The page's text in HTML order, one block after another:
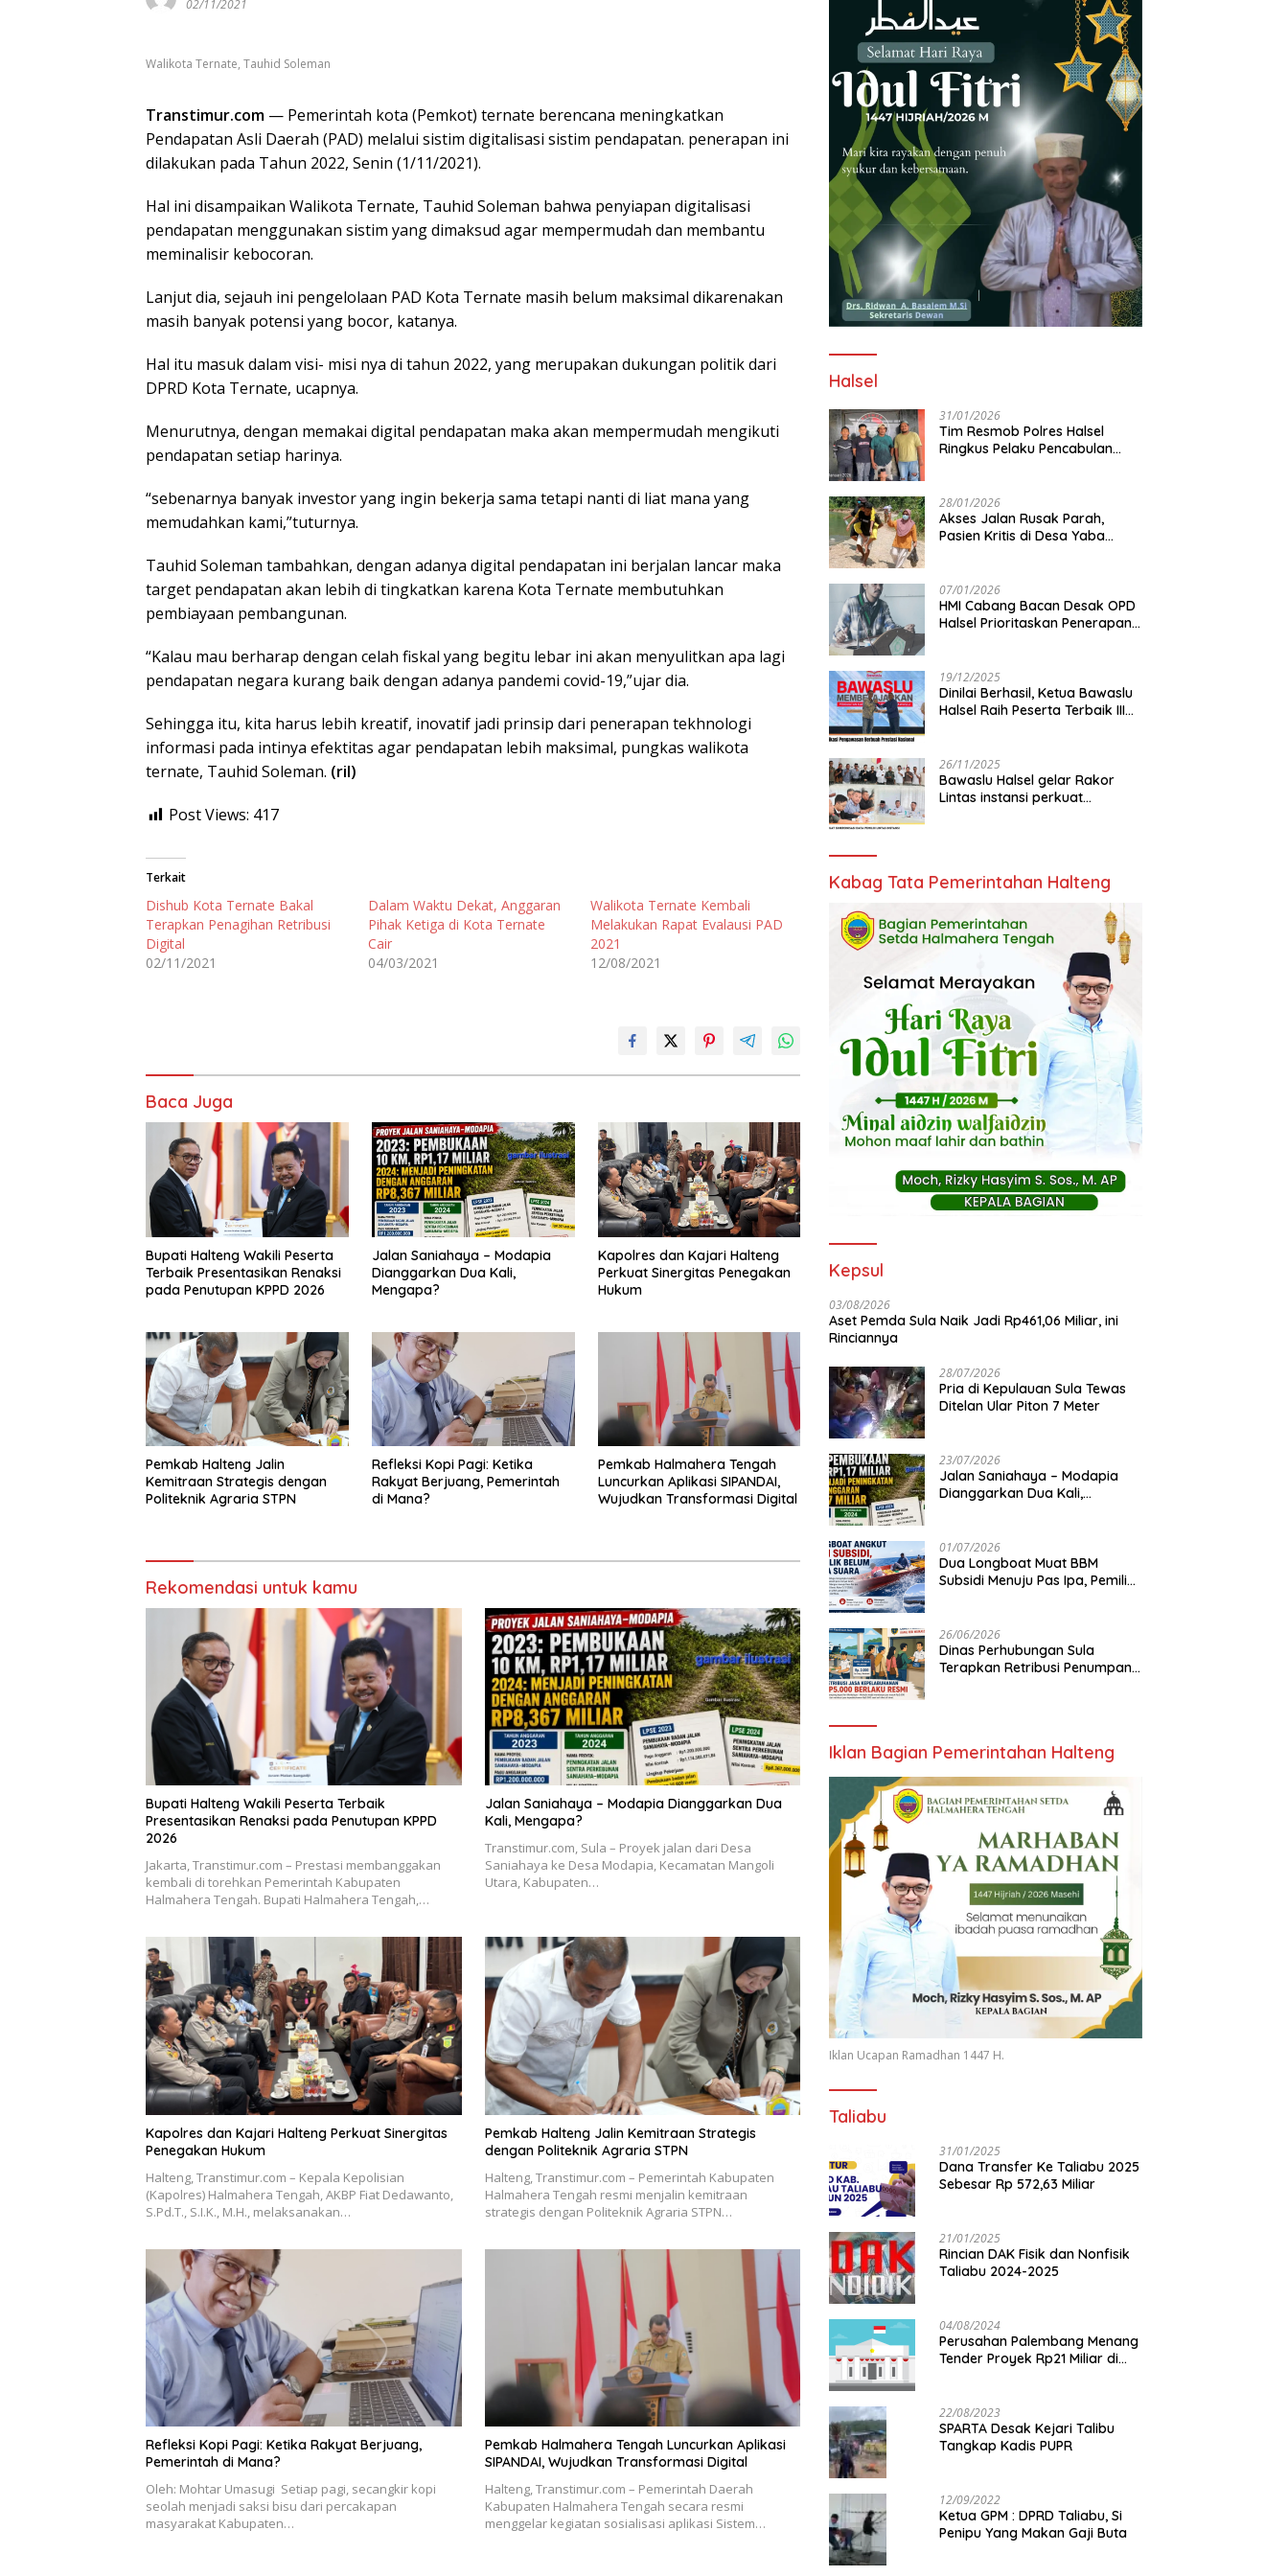
02/11/2021
Walikota Ternate, Tauhid Soleman
Transtimur.com — Pemerintah kota (Pemkot) ternate berencana meningkatkan
Pendapatan Asli Daerah (PAD) melalui sistim digitalisasi sistim pendapatan. penerapan ini
dilakukan pada Tahun 2022, Senin (1/11/2021).
Hal ini disampaikan Walikota Ternate, Tauhid Soleman bahwa penyiapan digitalisasi
pendapatan menggunakan sistim yang dimaksud agar mempermudah dan membantu
meminalisir kebocoran.
Lanjut dia, sejauh ini pengelolaan PAD Kota Ternate masih belum maksimal dikarenakan
masih banyak potensi yang bocor, katanya.
Hal itu masuk dalam visi- misi nya di tahun 2022, yang merupakan dukungan politik dari
DPRD Kota Ternate, ucapnya.
Menurutnya, dengan memakai digital pendapatan maka akan mempermudah mengikuti
pendapatan setiap harinya.
“sebenarnya banyak investor yang ingin bekerja sama tetapi nanti di liat mana yang
memudahkan kami,”tuturnya.
Tauhid Soleman tambahkan, dengan adanya digital pendapatan ini berjalan lancar maka
target pendapatan akan lebih di tingkatkan karena Kota Ternate membutuhkan
pembiayaan pembangunan.
“Kalau mau berharap dengan celah fiskal yang begitu lebar ini akan menyulitkan apa lagi
pendapatan negara kurang baik dengan adanya pandemi covid-19,”ujar dia.
Sehingga itu, kita harus lebih kreatif, inovatif jadi prinsip dari penerapan tekhnologi
informasi pada intinya efektitas agar pendapatan lebih maksimal, pungkas walikota
ternate, Tauhid Soleman. (ril)
Post Views: 417
Terkait
Dishub Kota Ternate Bakal
Terapkan Penagihan Retribusi
Digital
02/11/2021
Dalam Waktu Dekat, Anggaran
Pihak Ketiga di Kota Ternate
Cair
04/03/2021
Walikota Ternate Kembali
Melakukan Rapat Evalausi PAD
2021
12/08/2021
Baca Juga
Bupati Halteng Wakili Peserta
Terbaik Presentasikan Renaksi
pada Penutupan KPPD 2026
Jalan Saniahaya – Modapia
Dianggarkan Dua Kali,
Mengapa?
Kapolres dan Kajari Halteng
Perkuat Sinergitas Penegakan
Hukum
Pemkab Halteng Jalin
Kemitraan Strategis dengan
Politeknik Agraria STPN
Refleksi Kopi Pagi: Ketika
Rakyat Berjuang, Pemerintah
di Mana?
Pemkab Halmahera Tengah
Luncurkan Aplikasi SIPANDAI,
Wujudkan Transformasi Digital
Rekomendasi untuk kamu
Bupati Halteng Wakili Peserta Terbaik
Presentasikan Renaksi pada Penutupan KPPD
2026
Jakarta, Transtimur.com – Prestasi membanggakan
kembali di torehkan Pemerintah Kabupaten
Halmahera Tengah. Bupati Halmahera Tengah,…
Jalan Saniahaya – Modapia Dianggarkan Dua
Kali, Mengapa?
Transtimur.com, Sula – Proyek jalan dari Desa
Saniahaya ke Desa Modapia, Kecamatan Mangoli
Utara, Kabupaten…
Kapolres dan Kajari Halteng Perkuat Sinergitas
Penegakan Hukum
Halteng, Transtimur.com – Kepala Kepolisian
(Kapolres) Halmahera Tengah, AKBP Fiat Dedawanto,
S.Pd.T., S.I.K., M.H., melaksanakan…
Pemkab Halteng Jalin Kemitraan Strategis
dengan Politeknik Agraria STPN
Halteng, Transtimur.com – Pemerintah Kabupaten
Halmahera Tengah resmi menjalin kemitraan
strategis dengan Politeknik Agraria STPN…
Refleksi Kopi Pagi: Ketika Rakyat Berjuang,
Pemerintah di Mana?
Oleh: Mohtar Umasugi Setiap pagi, secangkir kopi
seolah menjadi saksi bisu dari percakapan
masyarakat Kabupaten…
Pemkab Halmahera Tengah Luncurkan Aplikasi
SIPANDAI, Wujudkan Transformasi Digital
Halteng, Transtimur.com – Pemerintah Daerah
Kabupaten Halmahera Tengah secara resmi
menggelar kegiatan sosialisasi aplikasi Sistem…
Halsel
31/01/2026
Tim Resmob Polres Halsel
Ringkus Pelaku Pencabulan
28/01/2026
Akses Jalan Rusak Parah,
Pasien Kritis di Desa Yaba
07/01/2026
HMI Cabang Bacan Desak OPD
Halsel Prioritaskan Penerapan
19/12/2025
Dinilai Berhasil, Ketua Bawaslu
Halsel Raih Peserta Terbaik III
26/11/2025
Bawaslu Halsel gelar Rakor
Lintas instansi perkuat
Kabag Tata Pemerintahan Halteng
Kepsul
03/08/2026
Aset Pemda Sula Naik Jadi Rp461,06 Miliar, ini
Rinciannya
28/07/2026
Pria di Kepulauan Sula Tewas
Ditelan Ular Piton 7 Meter
23/07/2026
Jalan Saniahaya – Modapia
Dianggarkan Dua Kali,
01/07/2026
Dua Longboat Muat BBM
Subsidi Menuju Pas Ipa, Pemilik
26/06/2026
Dinas Perhubungan Sula
Terapkan Retribusi Penumpang
Iklan Bagian Pemerintahan Halteng
Iklan Ucapan Ramadhan 1447 H.
Taliabu
31/01/2025
Dana Transfer Ke Taliabu 2025
Sebesar Rp 572,63 Miliar
21/01/2025
Rincian DAK Fisik dan Nonfisik
Taliabu 2024-2025
04/08/2024
Perusahan Palembang Menang
Tender Proyek Rp21 Miliar di
22/08/2023
SPARTA Desak Kejari Talibu
Tangkap Kadis PUPR
12/09/2022
Ketua GPM : DPRD Taliabu, Si
Penipu Yang Makan Gaji Buta